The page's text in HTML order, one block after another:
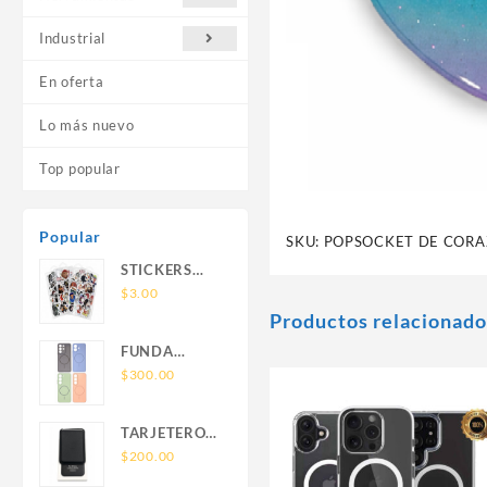
Industrial
En oferta
Lo más nuevo
Top popular
Popular
STICKERS
UNIVERSALES
$3.00
FUNDA
NOVA SAM
SIN SOPORTE
MAGNETICO
$300.00
TARJETERO
SIN SOPORTE
$200.00
SKU: POPSOCKET DE
Productos